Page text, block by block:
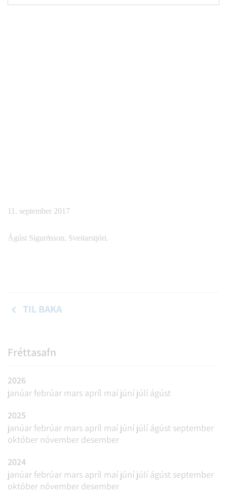
11. september 2017
Ágúst Sigurðsson, Sveitarstjóri.
TIL BAKA
Fréttasafn
2026
janúar febrúar mars apríl maí júní júlí ágúst
2025
janúar febrúar mars apríl maí júní júlí ágúst september
október nóvember desember
2024
janúar febrúar mars apríl maí júní júlí ágúst september
október nóvember desember